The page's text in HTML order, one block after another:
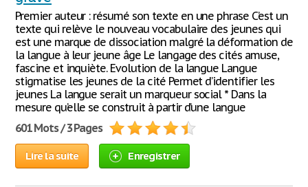
Premier auteur : résumé son texte en une phrase C’est un
texte qui relève le nouveau vocabulaire des jeunes qui
est une marque de dissociation malgré la déformation de
la langue à leur jeune âge Le langage des cités amuse,
fascine et inquiète. Evolution de la langue Langue
stigmatise les jeunes de la cité Permet d’identifier les
jeunes La langue serait un marqueur social * Dans la
mesure qu’elle se construit à partir d’une langue
601 Mots / 3 Pages
Lire la suite Enregistrer